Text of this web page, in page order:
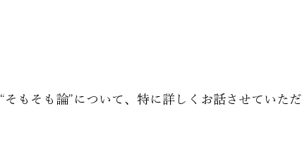
もそも論”について、特に詳しくお話させていただ